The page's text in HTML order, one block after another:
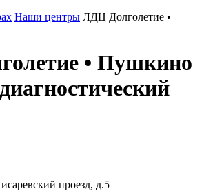
Наши центры ЛДЦ Долголетие •
• Пушкино
проезд, д.5